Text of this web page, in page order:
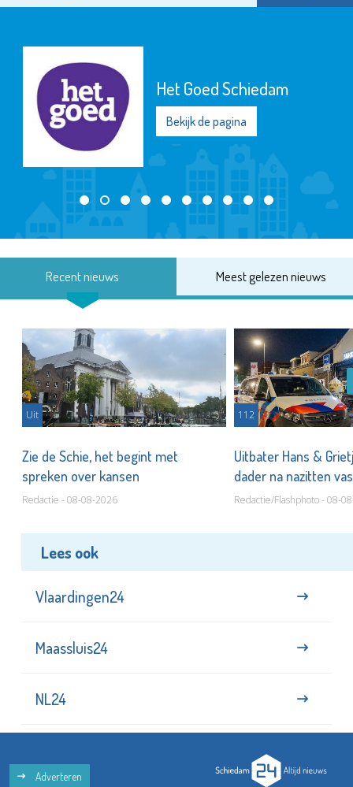
Het Goed Schiedam
Bekijk de pagina
Recent nieuws Meest gelezen nieuws
Uit
Zie de Schie, het begint met
spreken over kansen
Redactie - 08-08-2026
112
Uitbater Hans &
dader na nazitten
Redactie/Flashphoto - 08-
Lees ook
Vlaardingen24
Maassluis24
NL24
Adverteren